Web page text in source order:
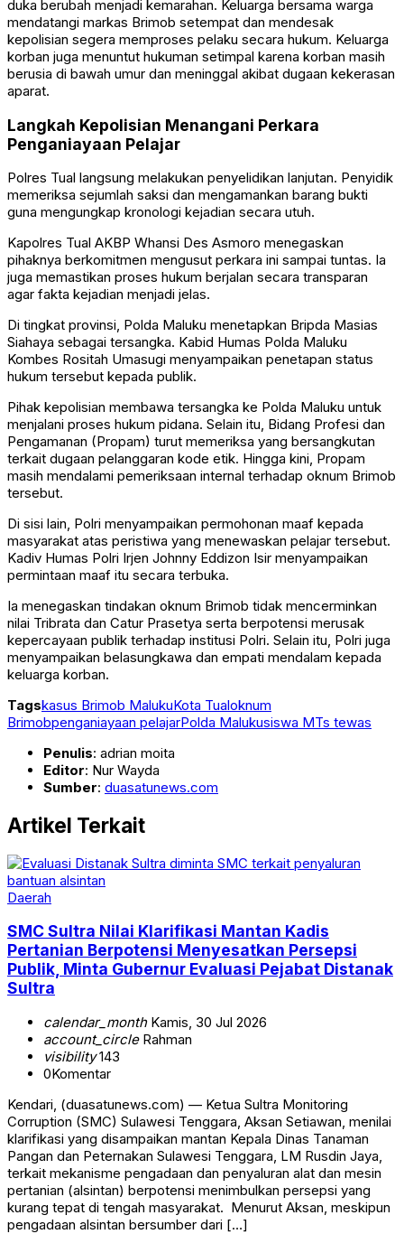
duka berubah menjadi kemarahan. Keluarga bersama warga
mendatangi markas Brimob setempat dan mendesak
kepolisian segera memproses pelaku secara hukum. Keluarga
korban juga menuntut hukuman setimpal karena korban masih
berusia di bawah umur dan meninggal akibat dugaan kekerasan
aparat.
Langkah Kepolisian Menangani Perkara
Penganiayaan Pelajar
Polres Tual langsung melakukan penyelidikan lanjutan. Penyidik
memeriksa sejumlah saksi dan mengamankan barang bukti
guna mengungkap kronologi kejadian secara utuh.
Kapolres Tual AKBP Whansi Des Asmoro menegaskan
pihaknya berkomitmen mengusut perkara ini sampai tuntas. Ia
juga memastikan proses hukum berjalan secara transparan
agar fakta kejadian menjadi jelas.
Di tingkat provinsi, Polda Maluku menetapkan Bripda Masias
Siahaya sebagai tersangka. Kabid Humas Polda Maluku
Kombes Rositah Umasugi menyampaikan penetapan status
hukum tersebut kepada publik.
Pihak kepolisian membawa tersangka ke Polda Maluku untuk
menjalani proses hukum pidana. Selain itu, Bidang Profesi dan
Pengamanan (Propam) turut memeriksa yang bersangkutan
terkait dugaan pelanggaran kode etik. Hingga kini, Propam
masih mendalami pemeriksaan internal terhadap oknum Brimob
tersebut.
Di sisi lain, Polri menyampaikan permohonan maaf kepada
masyarakat atas peristiwa yang menewaskan pelajar tersebut.
Kadiv Humas Polri Irjen Johnny Eddizon Isir menyampaikan
permintaan maaf itu secara terbuka.
Ia menegaskan tindakan oknum Brimob tidak mencerminkan
nilai Tribrata dan Catur Prasetya serta berpotensi merusak
kepercayaan publik terhadap institusi Polri. Selain itu, Polri juga
menyampaikan belasungkawa dan empati mendalam kepada
keluarga korban.
Tagskasus Brimob MalukuKota Tualoknum
Brimobpenganiayaan pelajarPolda Malukusiswa MTs tewas
Penulis: adrian moita
Editor: Nur Wayda
Sumber: duasatunews.com
Artikel Terkait
Daerah
SMC Sultra Nilai Klarifikasi Mantan Kadis
Pertanian Berpotensi Menyesatkan Persepsi
Publik, Minta Gubernur Evaluasi Pejabat Distanak
Sultra
calendar_monthKamis, 30 Jul 2026
account_circleRahman
visibility143
0Komentar
‎‎Kendari, (duasatunews.com) — Ketua Sultra Monitoring
Corruption (SMC) Sulawesi Tenggara, Aksan Setiawan, menilai
klarifikasi yang disampaikan mantan Kepala Dinas Tanaman
Pangan dan Peternakan Sulawesi Tenggara, LM Rusdin Jaya,
terkait mekanisme pengadaan dan penyaluran alat dan mesin
pertanian (alsintan) berpotensi menimbulkan persepsi yang
kurang tepat di tengah masyarakat. ‎ ‎Menurut Aksan, meskipun
pengadaan alsintan bersumber dari […]